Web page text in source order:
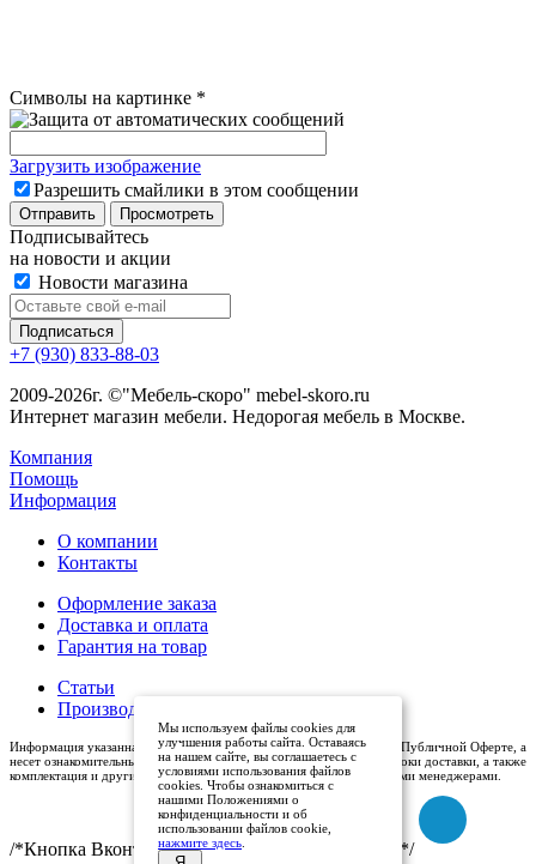
Символы на картинке *
Загрузить изображение
Разрешить смайлики в этом сообщении
Подписывайтесь
на новости и акции
Новости магазина
+7 (930) 833-88-03
2009-2026г. ©"Мебель-скоро" mebel-skoro.ru
Интернет магазин мебели. Недорогая мебель в Москве.
Компания
Помощь
Информация
О компании
Контакты
Оформление заказа
Доставка и оплата
Гарантия на товар
Статьи
Производители
Информация указанная на сайте (описания и цены), не относится к Публичной Оферте, а
несет ознакомительный характер. Окончательная цена, условия и сроки доставки, а также
комплектация и другие характеристики товаров - уточняются нашими менеджерами.
/*Кнопка Вконтакте (международный логотип)*/
Мы используем файлы cookies для
улучшения работы сайта. Оставаясь
на нашем сайте, вы соглашаетесь с
условиями использования файлов
cookies. Чтобы ознакомиться с
нашими Положениями о
конфиденциальности и об
использовании файлов cookie,
нажмите здесь